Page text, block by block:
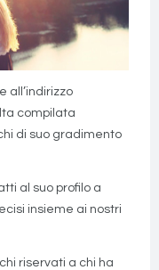
all’indirizzo
compilata
di suo gradimento
al suo profilo a
insieme ai nostri
riservati a chi ha